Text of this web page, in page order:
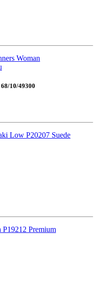
10/49300